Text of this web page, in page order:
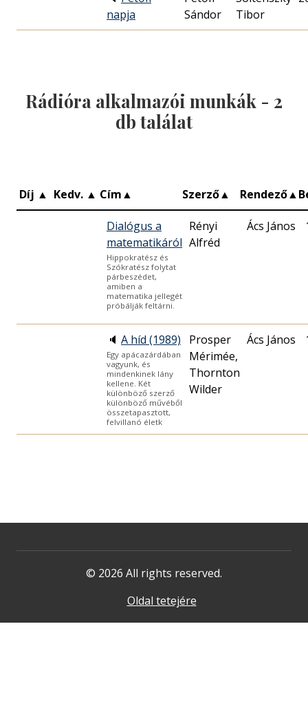
napja
Sándor
Tibor
Rádióra alkalmazói munkák - 2
db találat
Díj ▲ Kedv. ▲ Cím▲ Szerző▲ Rendező▲
Dialógus a
matematikáról
Hippokratész és
Szókratész folytat
párbeszédet,
amiben a
matematika jellegét
próbálják feltárni.
Rényi
Alfréd
Ács János
🔈 A híd (1989)
Egy apácazárdában
vagyunk, és
mindenkinek lány
kellene. Két
különböző szerző
különböző művéből
összetapasztott,
felvillanó életk
Prosper
Mérimée,
Thornton
Wilder
Ács János
© 2026 All rights reserved.
Oldal tetejére